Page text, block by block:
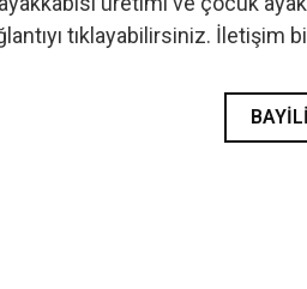
tıklayabilirsiniz. İletişim